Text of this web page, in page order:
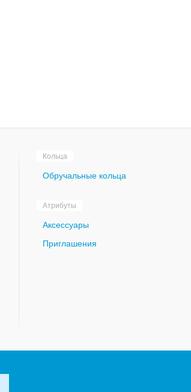
Кольца
Обручальные кольца
Атрибуты
Аксессуары
Приглашения